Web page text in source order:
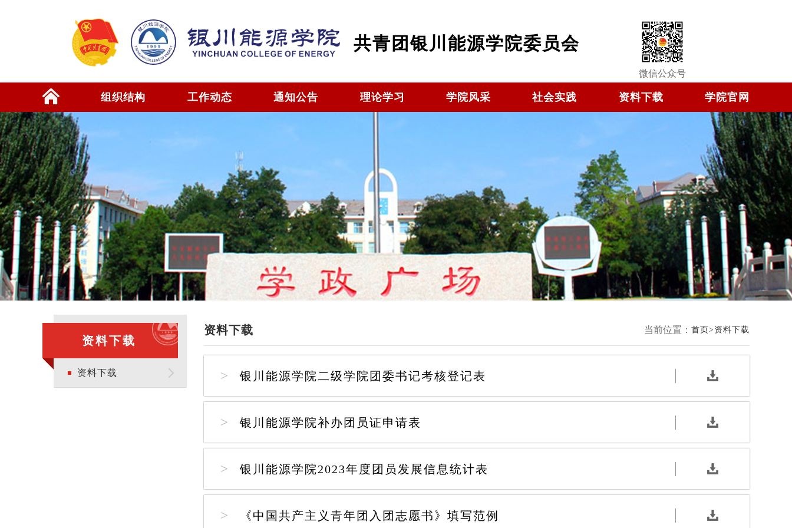
共青团银川能源学院委员会
微信公众号
组织结构 工作动态 通知公告 理论学习 学院风采 社会实践 资料下载 学院官网
资料下载
资料下载
资料下载 当前位置： 首页 资料下载
银川能源学院二级学院团委书记考核登记表
银川能源学院补办团员证申请表
银川能源学院2023年度团员发展信息统计表
《中国共产主义青年团入团志愿书》填写范例